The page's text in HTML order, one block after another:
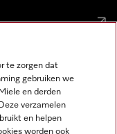
te zorgen dat
gebruiken we
en derden
verzamelen
en helpen
worden ook